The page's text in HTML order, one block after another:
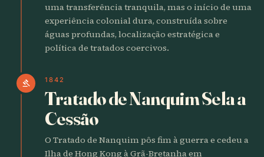
uma transferência tranquila, mas o início de uma
experiência colonial dura, construída sobre
águas profundas, localização estratégica e
política de tratados coercivos.
gavel 1842
Tratado de Nanquim Sela a
Cessão
O Tratado de Nanquim pôs fim à guerra e cedeu a
Ilha de Hong Kong à Grã-Bretanha em